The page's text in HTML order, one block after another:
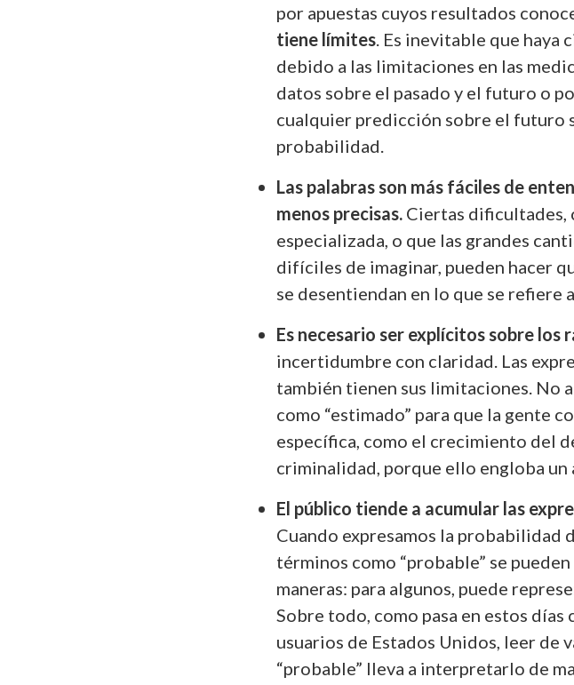
por apuestas cuyos resultados
tiene límites . Es inevitable que
debido a las limitaciones en las
datos sobre el pasado y el futuro o
cualquier predicción sobre el futuro
probabilidad.
Las palabras son más fáciles de
menos precisas. Ciertas dificultades,
especializada, o que las grandes
difíciles de imaginar, pueden hacer
se desentiendan en lo que se refiere
Es necesario ser explícitos sobre los
incertidumbre con claridad. Las
también tienen sus limitaciones. No
como “estimado” para que la gente
específica, como el crecimiento del
criminalidad, porque ello engloba un
El público tiende a acumular las
Cuando expresamos la probabilidad
términos como “probable” se
maneras: para algunos, puede
Sobre todo, como pasa en estos días
usuarios de Estados Unidos, leer de
“probable” lleva a interpretarlo de